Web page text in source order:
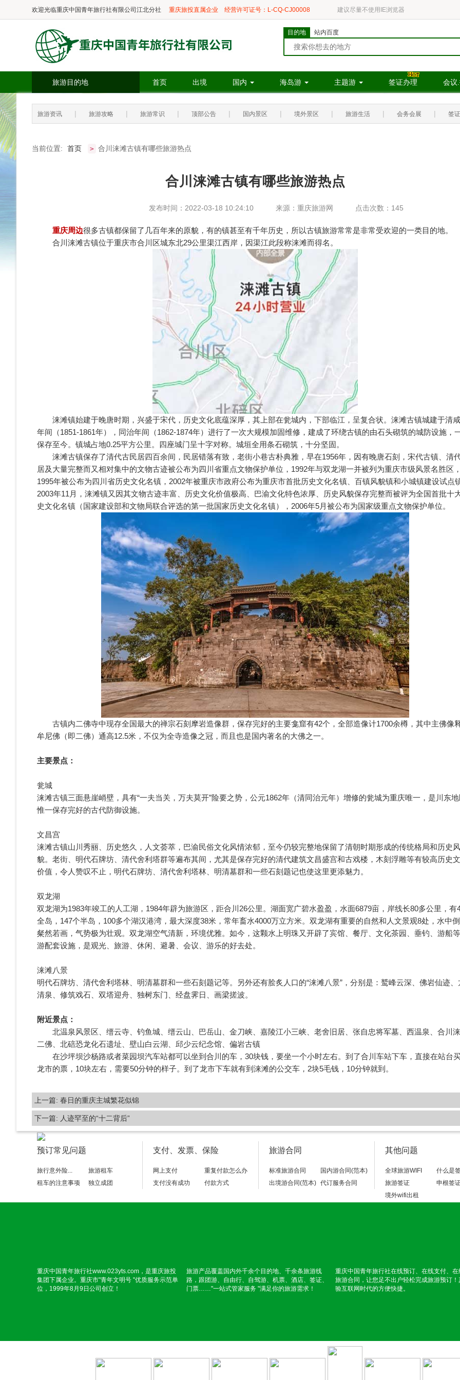
欢迎光临重庆中国青年旅行社有限公司江北分社 重庆旅投直属企业 经营许可证号：L-CQ-CJ00008 建议尽量不使用IE浏览器
目的地 站内百度
旅游目的地 首页 出境 国内 海岛游 主题游 签证办理 会议
旅游资讯 | 旅游攻略 | 旅游常识 | 顶部公告 | 国内景区 | 境外景区 | 旅游生活 | 会务会展 | 签
当前位置: 首页 > 合川涞滩古镇有哪些旅游热点
合川涞滩古镇有哪些旅游热点
发布时间：2022-03-18 10:24:10 来源：重庆旅游网 点击次数：145
重庆周边很多古镇都保留了几百年来的原貌，有的镇甚至有千年历史，所以古镇旅游常常是非常受欢迎的一类目的地。
合川涞滩古镇位于重庆市合川区城东北29公里渠江西岸，因渠江此段称涞滩而得名。
涞滩镇始建于晚唐时期，兴盛于宋代，历史文化底蕴深厚，其上部在瓮城内，下部临江，呈复合状。涞滩古镇城建于清
年间（1851-1861年），同治年间（1862-1874年）进行了一次大规模加固维修，建成了环绕古镇的由石头砌筑的城防设施，
保存至今。镇城占地0.25平方公里。四座城门呈十字对称。城垣全用条石砌筑，十分坚固。
涞滩古镇保存了清代古民居四百余间，民居错落有致，老街小巷古朴典雅，早在1956年，因有晚唐石刻，宋代古镇、清
居及大量完整而又相对集中的文物古迹被公布为四川省重点文物保护单位，1992年与双龙湖一并被列为重庆市级风景名胜区，
1995年被公布为四川省历史文化名镇，2002年被重庆市政府公布为重庆市首批历史文化名镇、百镇风貌镇和小城镇建设试点
2003年11月，涞滩镇又因其文物古迹丰富、历史文化价值极高、巴渝文化特色浓厚、历史风貌保存完整而被评为全国首批十
史文化名镇（国家建设部和文物局联合评选的第一批国家历史文化名镇），2006年5月被公布为国家级重点文物保护单位。
古镇内二佛寺中现存全国最大的禅宗石刻摩岩造像群，保存完好的主要龛窟有42个，全部造像计1700余樽，其中主佛像
牟尼佛（即二佛）通高12.5米，不仅为全寺造像之冠，而且也是国内著名的大佛之一。
主要景点：
瓮城
涞滩古镇三面悬崖峭壁，具有“一夫当关，万夫莫开”险要之势，公元1862年（清同治元年）增修的瓮城为重庆唯一，是川东地
惟一保存完好的古代防御设施。
文昌宫
涞滩古镇山川秀丽、历史悠久，人文荟萃，巴渝民俗文化风情浓郁，至今仍较完整地保留了清朝时期形成的传统格局和历史风
貌。老街、明代石牌坊、清代舍利塔群等遍布其间，尤其是保存完好的清代建筑文昌盛宫和古戏楼，木刻浮雕等有较高历史
价值，令人赞叹不止，明代石牌坊、清代舍利塔林、明清墓群和一些石刻题记也使这里更添魅力。
双龙湖
双龙湖为1983年竣工的人工湖，1984年辟为旅游区，距合川26公里。湖面宽广碧水盈盈，水面6879亩，岸线长80多公里，有
全岛，147个半岛，100多个湖汉港湾，最大深度38米，常年畜水4000万立方米。双龙湖有重要的自然和人文景观8处，水中
粲然若画，气势极为壮观。双龙湖空气清新，环境优雅。如今，这颗水上明珠又开辟了宾馆、餐厅、文化茶园、垂钓、游船
游配套设施，是观光、旅游、休闲、避暑、会议、游乐的好去处。
涞滩八景
明代石牌坊、清代舍利塔林、明清墓群和一些石刻题记等。另外还有脍炙人口的“涞滩八景”，分别是：鹫峰云深、佛岩仙迹、
清泉、修筑戏石、双塔迎舟、独树东门、经盘霁日、画梁搓波。
附近景点：
北温泉风景区、缙云寺、钓鱼城、缙云山、巴岳山、金刀峡、嘉陵江小三峡、老舍旧居、张自忠将军墓、西温泉、合川
二佛、北碚恐龙化石遗址、壁山白云湖、邱少云纪念馆、偏岩古镇
在沙坪坝沙杨路或者菜园坝汽车站都可以坐到合川的车，30块钱，要坐一个小时左右。到了合川车站下车，直接在站台
龙市的票，10块左右，需要50分钟的样子。到了龙市下车就有到涞滩的公交车，2块5毛钱，10分钟就到。
上一篇: 春日的重庆主城繁花似锦
下一篇: 人迹罕至的“十二背后”
预订常见问题
旅行意外险...
旅游租车
租车的注意事项
独立成团
支付、发票、保险
网上支付
重复付款怎么办
支付没有成功
付款方式
旅游合同
标准旅游合同
国内游合同(范本)
出境游合同(范本) 代订服务合同
其他问题
全球旅游WIFI
什么是
旅游签证
申根签
境外wifi出租
重庆中国青年旅行社www.023yts.com，是重庆旅投
集团下属企业。重庆市"青年文明号 "优质服务示范单
位，1999年8月9日公司创立！
旅游产品覆盖国内外千余个目的地、千余条旅游线
路，跟团游、自由行、自驾游、机票、酒店、签证、
门票……"一站式管家服务 "满足你的旅游需求！
重庆中国青年旅行社在线预订、在线支付、在
旅游合同，让您足不出户轻松完成旅游预订！
验互联网时代的方便快捷。